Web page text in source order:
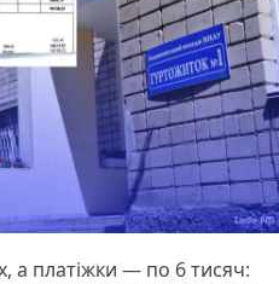
а платіжки — по 6 тисяч: